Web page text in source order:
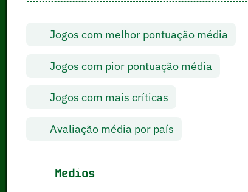
Jogos com melhor pontuação média
Jogos com pior pontuação média
Jogos com mais críticas
Avaliação média por país
Medios